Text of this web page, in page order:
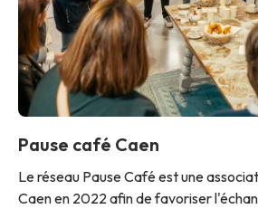
Pause café Caen
Le réseau Pause Café est une
Caen en 2022 afin de favoriser